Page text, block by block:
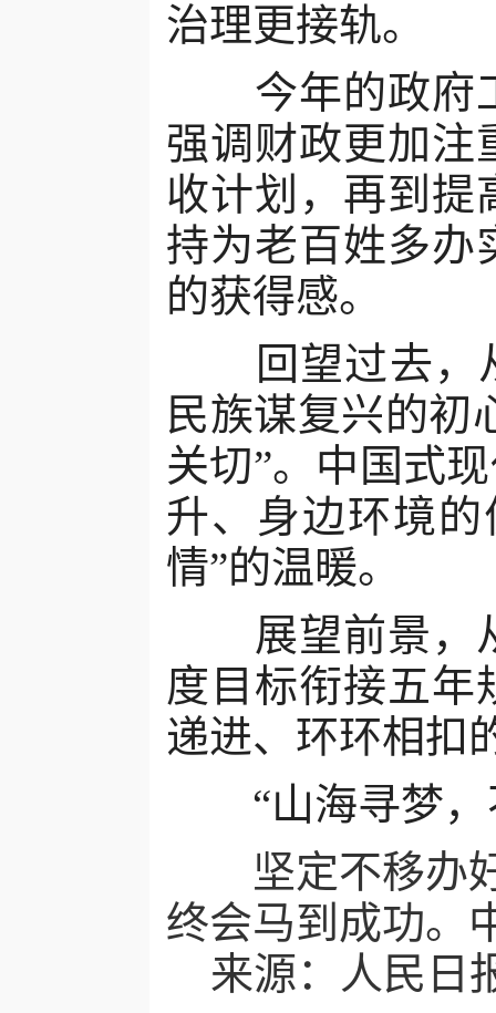
治理更接轨。
今年的政府工
强调财政更加注
收计划，再到提
持为老百姓多办
的获得感。
回望过去，从
民族谋复兴的初
关切”。中国式
升、身边环境
情”的温暖。
展望前景，从
度目标衔接五年
递进、环环相扣
“山海寻梦，
坚定不移办好
终会马到成功。
来源：人民日